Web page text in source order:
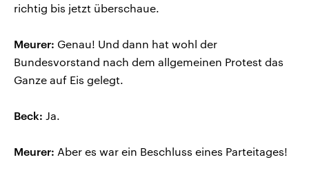
richtig bis jetzt überschaue.
Meurer: Genau! Und dann hat wohl der
Bundesvorstand nach dem allgemeinen Protest das
Ganze auf Eis gelegt.
Beck: Ja.
Meurer: Aber es war ein Beschluss eines Parteitages!